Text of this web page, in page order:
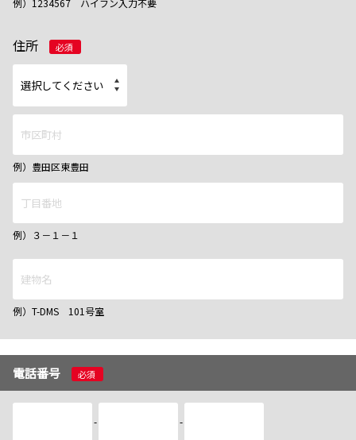
例）1234567 ハイフン入力不要
住所 必須
例）豊田区東豊田
例）３－１－１
例）T-DMS 101号室
電話番号 必須
- -